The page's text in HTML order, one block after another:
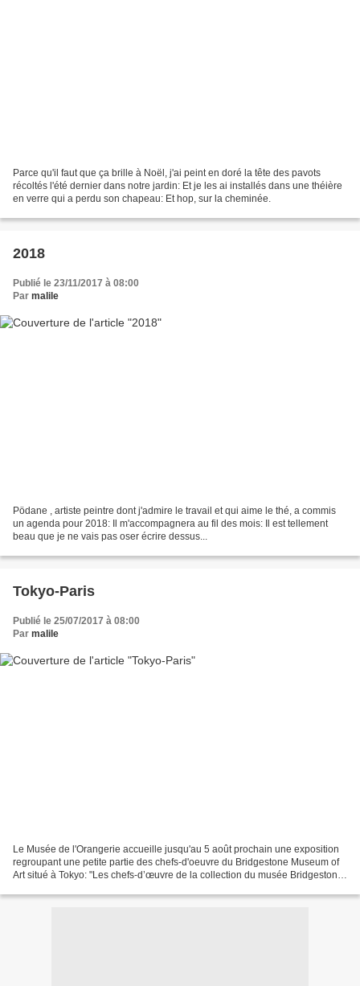
Parce qu'il faut que ça brille à Noël, j'ai peint en doré la tête des pavots
récoltés l'été dernier dans notre jardin: Et je les ai installés dans une théière
en verre qui a perdu son chapeau: Et hop, sur la cheminée.
2018
Publié le 23/11/2017 à 08:00
Par malile
Pödane , artiste peintre dont j'admire le travail et qui aime le thé, a commis
un agenda pour 2018: Il m'accompagnera au fil des mois: Il est tellement
beau que je ne vais pas oser écrire dessus...
Tokyo-Paris
Publié le 25/07/2017 à 08:00
Par malile
Le Musée de l'Orangerie accueille jusqu'au 5 août prochain une exposition
regroupant une petite partie des chefs-d'oeuvre du Bridgestone Museum of
Art situé à Tokyo: "Les chefs-d’œuvre de la collection du musée Bridgestone